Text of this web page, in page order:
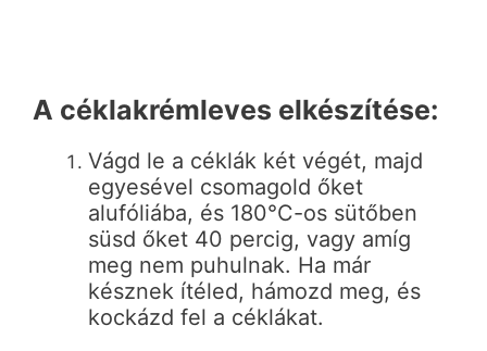
A céklakrémleves elkészítése:
Vágd le a céklák két végét, majd
egyesével csomagold őket
alufóliába, és 180°C-os sütőben
süsd őket 40 percig, vagy amíg
meg nem puhulnak. Ha már
késznek ítéled, hámozd meg, és
kockázd fel a céklákat.